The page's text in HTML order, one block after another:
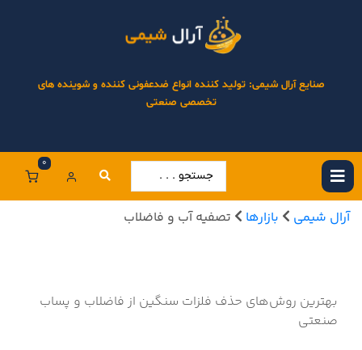
صنایع آرال شیمی: تولید کننده انواع ضدعفونی کننده و شوینده های
تخصصی صنعتی
0
آرال شیمی بازارها تصفیه آب و فاضلاب
بهترین روش‌های حذف فلزات سنگین از فاضلاب و پساب
صنعتی